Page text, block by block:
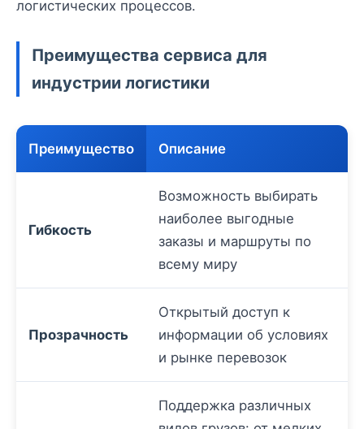
логистических процессов.
Преимущества сервиса для
индустрии логистики
Преимущество Описание
Гибкость
Возможность выбирать
наиболее выгодные
заказы и маршруты по
всему миру
Прозрачность
Открытый доступ к
информации об условиях
и рынке перевозок
Поддержка различных